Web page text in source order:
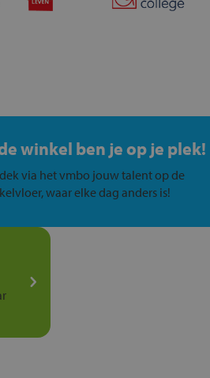
winkel ben je op je plek!
via het vmbo jouw talent op de
waar elke dag anders is!